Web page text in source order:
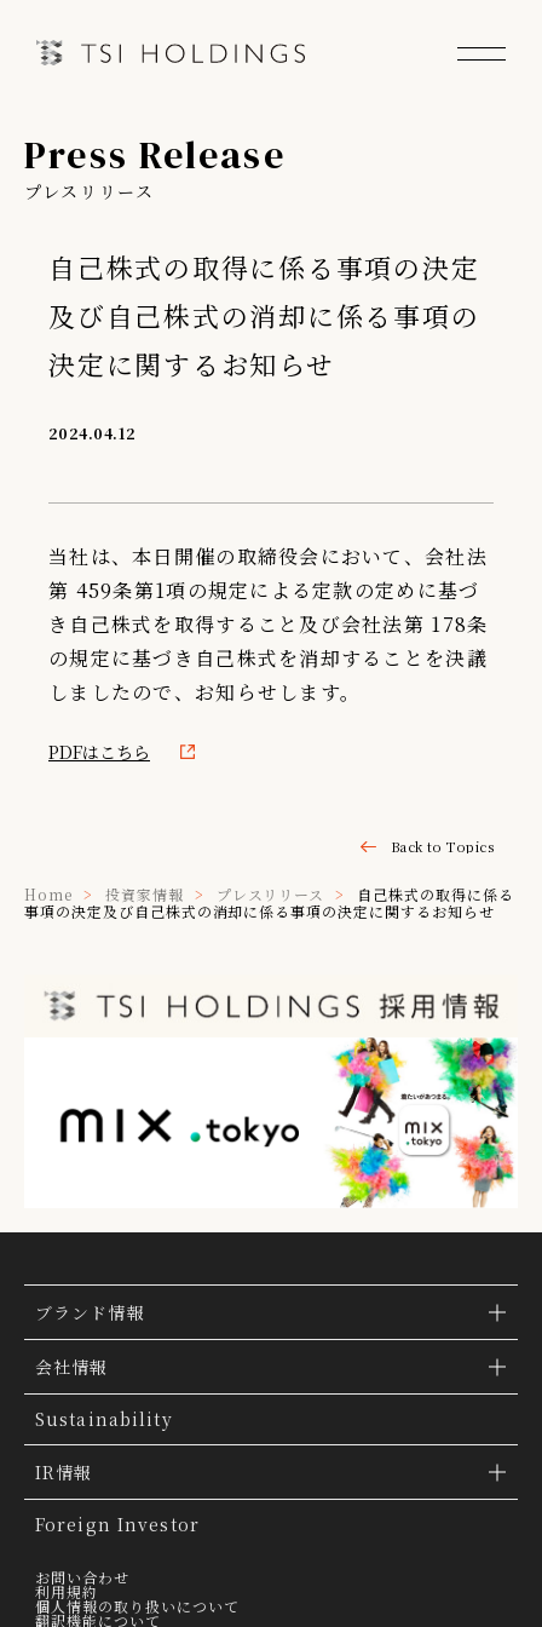
Information
Brand News
Our Purpose
Sustainability
IR情報
TSIトピックス
Foreign Investor
お問い合わせ
Press Release
プレスリリース
自己株式の取得に係る事項の決定
及び自己株式の消却に係る事項の
決定に関するお知らせ
2024.04.12
当社は、本日開催の取締役会において、会社法
第 459条第1項の規定による定款の定めに基づ
き自己株式を取得すること及び会社法第 178条
の規定に基づき自己株式を消却することを決議
しましたので、お知らせします。
PDFはこちら
Back to Topics
Home 投資家情報 プレスリリース
自己株式の取得に係る
事項の決定及び自己株式の消却に係る事項の決定に関するお知らせ
ブランド情報
ブランド検索
ブランドトピックス
「ファッションの力を信じよう」
THE MOVIE
会社情報
TSI トピックス
会社概要
会社沿革
グループ会社
経営理念
Sustainability
IR情報
IR情報
IR トピックス
IRライブラリー
Foreign Investor
お問い合わせ
利用規約
個人情報の取り扱いについて
翻訳機能について